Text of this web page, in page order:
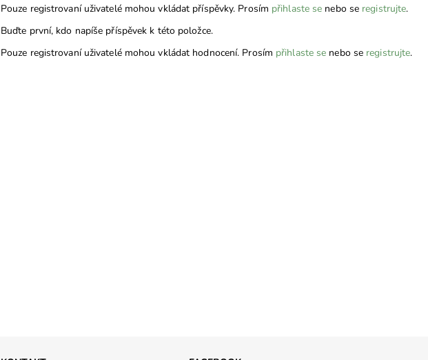
Pouze registrovaní uživatelé mohou vkládat příspěvky. Prosím přihlaste se nebo se registrujte.
Buďte první, kdo napíše příspěvek k této položce.
Pouze registrovaní uživatelé mohou vkládat hodnocení. Prosím přihlaste se nebo se registrujte.